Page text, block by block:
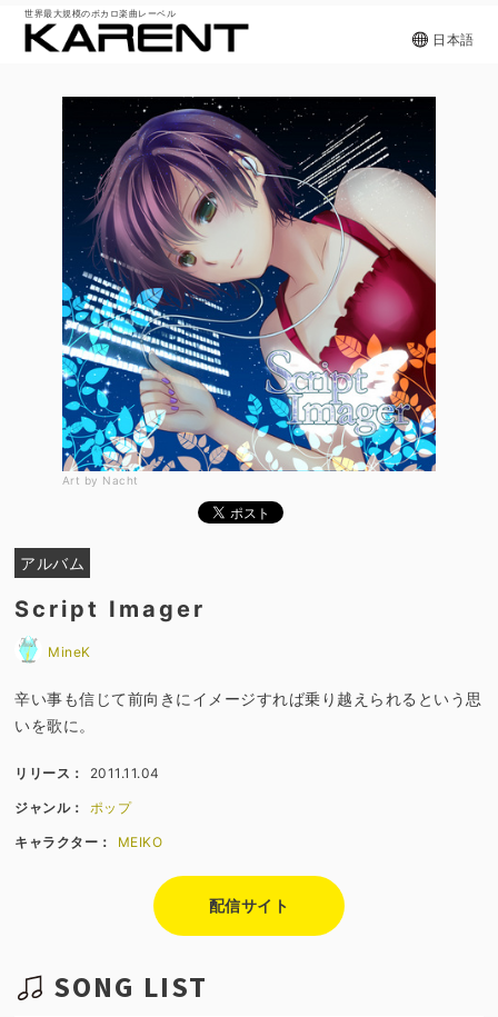
世界最大規模のボカロ楽曲レーベル
日本語
Art by Nacht
アルバム
Script Imager
MineK
辛い事も信じて前向きにイメージすれば乗り越えられるという思
いを歌に。
リリース： 2011.11.04
ジャンル： ポップ
キャラクター： MEIKO
配信サイト
SONG LIST